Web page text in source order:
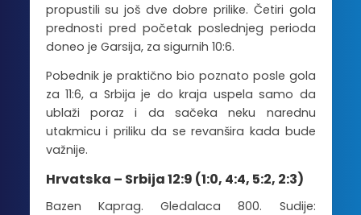
propustili su još dve dobre prilike. Četiri gola
prednosti pred početak poslednjeg perioda
doneo je Garsija, za sigurnih 10:6.
Pobednik je praktično bio poznato posle gola
za 11:6, a Srbija je do kraja uspela samo da
ublaži poraz i da sačeka neku narednu
utakmicu i priliku da se revanšira kada bude
važnije.
Hrvatska – Srbija 12:9 (1:0, 4:4, 5:2, 2:3)
Bazen Kaprag. Gledalaca 800. Sudije: